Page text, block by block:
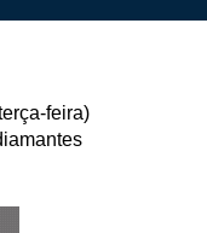
feira)